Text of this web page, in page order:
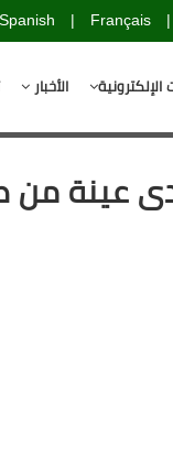
|
Français
|
Spanish
الإلكترونية الأخبار
عينة من